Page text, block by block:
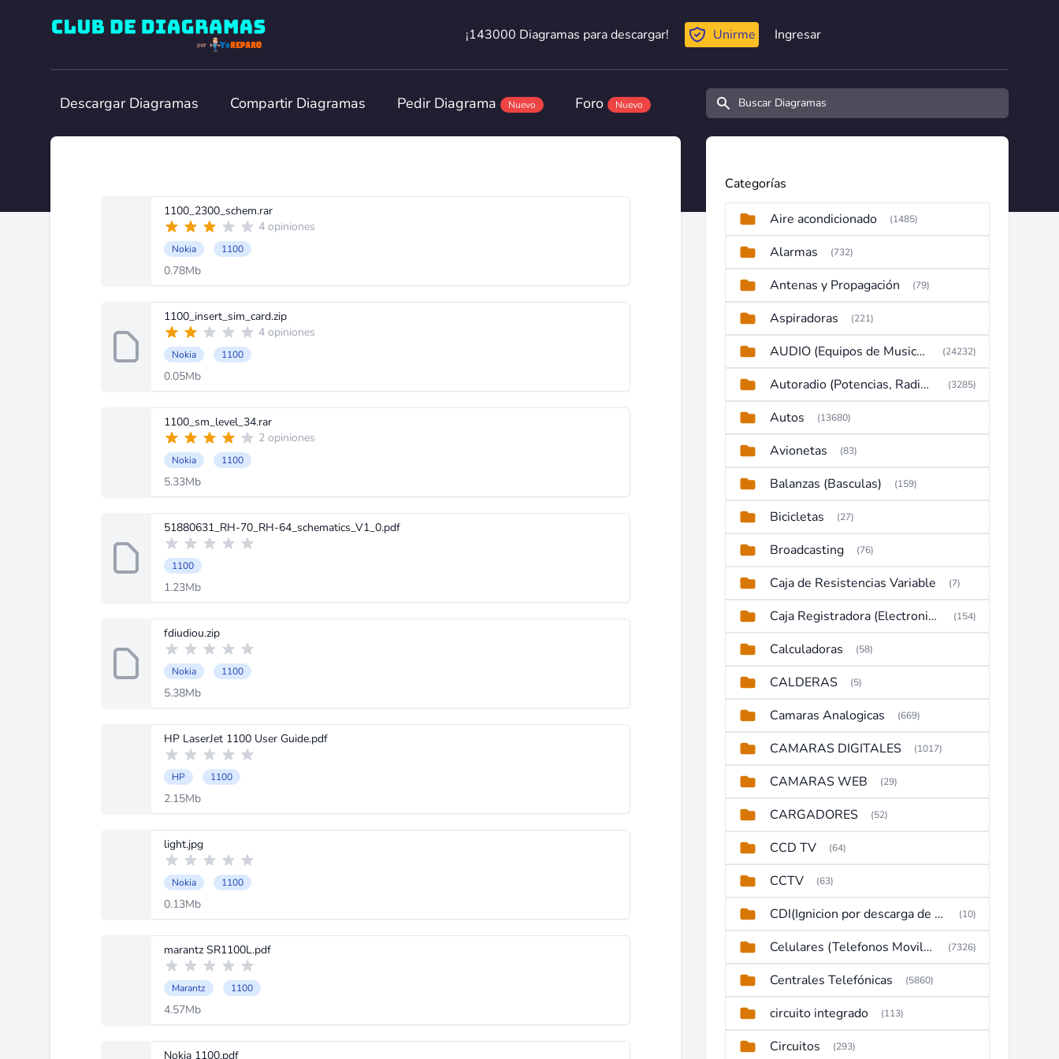
Club de Diagramas
¡143000 Diagramas para descargar!
¡143000 Diagramas para descargar! Unirme Ingresar
Descargar Diagramas Compartir Diagramas Pedir Diagrama Nuevo Foro Nuevo Buscar diagramas y manuales
1100_2300_schem.rar
4 opiniones
Nokia 1100
0.78Mb
1100_insert_sim_card.zip
4 opiniones
Nokia 1100
0.05Mb
1100_sm_level_34.rar
2 opiniones
Nokia 1100
5.33Mb
51880631_RH-70_RH-64_schematics_V1_0.pdf
1100
1.23Mb
fdiudiou.zip
Nokia 1100
5.38Mb
HP LaserJet 1100 User Guide.pdf
HP 1100
2.15Mb
light.jpg
Nokia 1100
0.13Mb
marantz SR1100L.pdf
Marantz 1100
4.57Mb
Nokia 1100.pdf
Categorías
Aire acondicionado (1485)
Alarmas (732)
Antenas y Propagación (79)
Aspiradoras (221)
AUDIO (Equipos de Musica, Amplificadores, Reproductores, Etc) (24232)
Autoradio (Potencias, Radios y DVD) (3285)
Autos (13680)
Avionetas (83)
Balanzas (Basculas) (159)
Bicicletas (27)
Broadcasting (76)
Caja de Resistencias Variable (7)
Caja Registradora (Electronic Cash Register) (154)
Calculadoras (58)
CALDERAS (5)
Camaras Analogicas (669)
CAMARAS DIGITALES (1017)
CAMARAS WEB (29)
CARGADORES (52)
CCD TV (64)
CCTV (63)
CDI(Ignicion por descarga de capacitor) (10)
Celulares (Telefonos Moviles) (7326)
Centrales Telefónicas (5860)
circuito integrado (113)
Circuitos (293)